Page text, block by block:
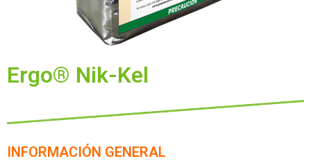
Ergo® Nik-Kel
INFORMACIÓN GENERAL